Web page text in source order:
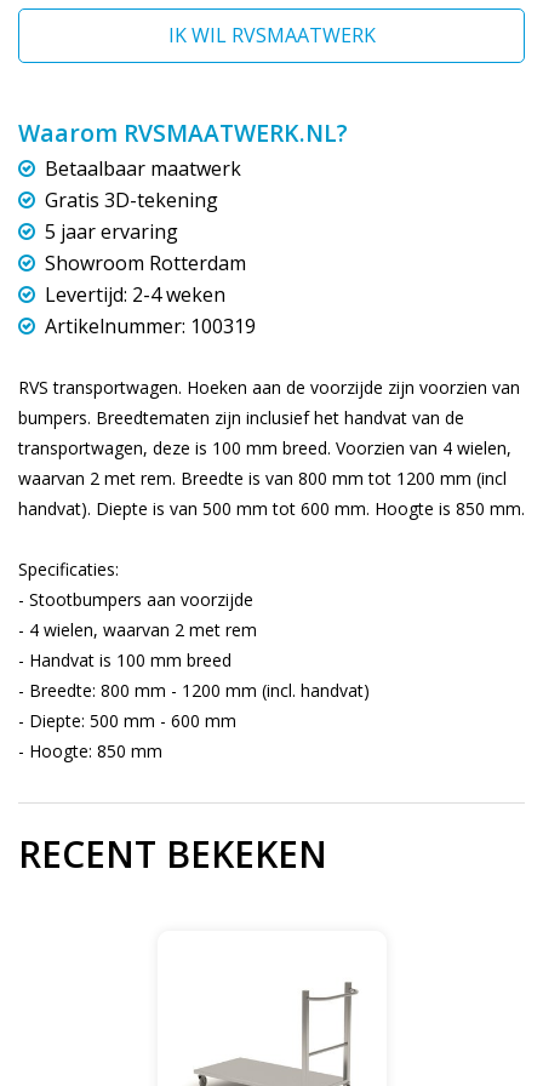
IK WIL RVSMAATWERK
Waarom RVSMAATWERK.NL?
Betaalbaar maatwerk
Gratis 3D-tekening
5 jaar ervaring
Showroom Rotterdam
Levertijd: 2-4 weken
Artikelnummer: 100319
RVS transportwagen. Hoeken aan de voorzijde zijn voorzien van
bumpers. Breedtematen zijn inclusief het handvat van de
transportwagen, deze is 100 mm breed. Voorzien van 4 wielen,
waarvan 2 met rem. Breedte is van 800 mm tot 1200 mm (incl
handvat). Diepte is van 500 mm tot 600 mm. Hoogte is 850 mm.
Specificaties:
- Stootbumpers aan voorzijde
- 4 wielen, waarvan 2 met rem
- Handvat is 100 mm breed
- Breedte: 800 mm - 1200 mm (incl. handvat)
- Diepte: 500 mm - 600 mm
- Hoogte: 850 mm
RECENT BEKEKEN